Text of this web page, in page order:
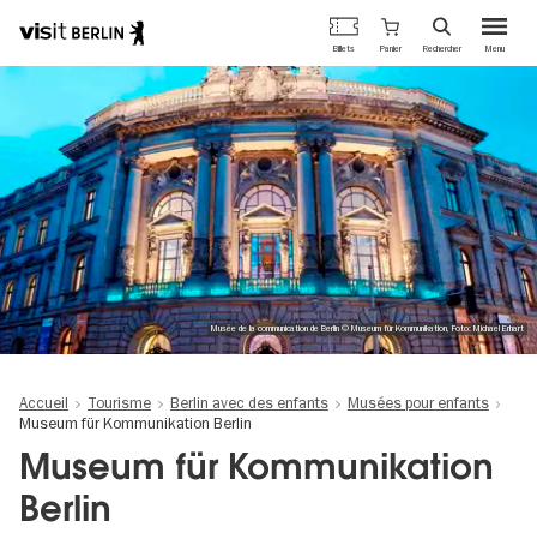
Aller
principal
Portail
officiel
tourisme
de
Berlin
Menu
Billets Panier Rechercher
Musée de la communication de Berlin © Museum für Kommunikation, Foto: Michael Erhart
Accueil Tourisme Berlin avec des enfants
Musées pour enfants
Museum für Kommunikation Berlin
Museum für Kommunikation
Berlin